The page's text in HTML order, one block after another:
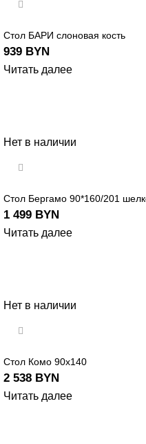
Стол БАРИ слоновая кость
939 BYN
Читать далее
Нет в наличии
Стол Бергамо 90*160/201
1 499 BYN
Читать далее
Нет в наличии
Стол Комо 90х140
2 538 BYN
Читать далее